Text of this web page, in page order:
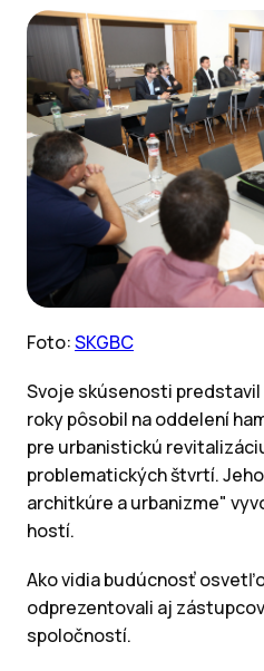
Foto:SKGBC
Svoje skúsenosti predstavil
roky pôsobil na oddelení
pre urbanistickú
problematických štvrtí.
architkúre a urbanizme"
hostí.
Ako vidia budúcnosť
odprezentovali aj
spoločností.